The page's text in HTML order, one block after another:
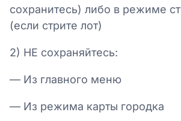
сохранитесь) либо в режиме
(если стрите лот)
2) НЕ сохраняйтесь:
— Из главного меню
— Из режима карты городка